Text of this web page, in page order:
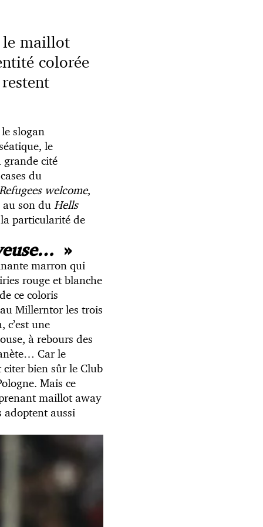
le maillot
colorée
slogan
le
grande cité
du
welcome,
son du Hells
particularité de
»
marron qui
rouge et blanche
ce coloris
Millerntor les trois
une
à rebours des
Car le
bien sûr le Club
Mais ce
maillot away
adoptent aussi